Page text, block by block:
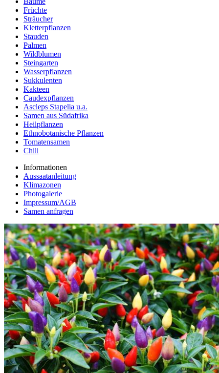
Früchte
Sträucher
Kletterpflanzen
Stauden
Palmen
Wildblumen
Steingarten
Wasserpflanzen
Sukkulenten
Kakteen
Caudexpflanzen
Ascleps Stapelia u.a.
Samen aus Südafrika
Heilpflanzen
Ethnobotanische Pflanzen
Tomatensamen
Chili
Informationen
Aussaatanleitung
Klimazonen
Photogalerie
Impressum/AGB
Samen anfragen